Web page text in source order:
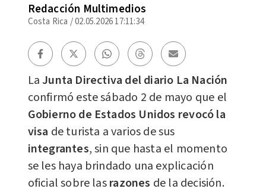
Redacción Multimedios
Costa Rica /02.05.2026 17:11:34
La Junta Directiva del diario La Nación
confirmó este sábado 2 de mayo que el
Gobierno de Estados Unidos revocó la
visa de turista a varios de sus
integrantes, sin que hasta el momento
se les haya brindado una explicación
oficial sobre lasrazones de la decisión.